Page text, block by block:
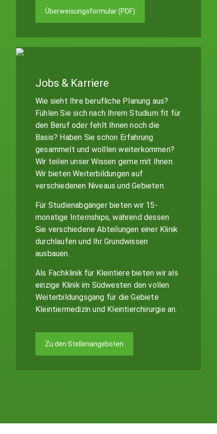
Überweisungsformular (PDF)
Jobs & Karriere
Wie sieht Ihre berufliche Planung aus?
Fühlen Sie sich nach Ihrem Studium fit für
den Beruf oder fehlt Ihnen noch die
Basis? Haben Sie schon Erfahrung
gesammelt und wolllen weiterkommen?
Wir teilen unser Wissen gerne mit Ihnen.
Wir bieten Weiterbildungen auf
verschiedenen Niveaus und Gebieten.
Für Studienabgänger bieten wir 15-
monatige Internships, während dessen
Sie verschiedene Abteilungen einer Klinik
durchlaufen und Ihr Grundwissen
ausbauen.
Als Fachklinik für Kleintiere bieten wir als
einzige Klinik im Südwesten den vollen
Weiterbildungsgang für die Gebiete
Kleintiermedizin und Kleintierchirurgie an.
Zu den Stellenangeboten